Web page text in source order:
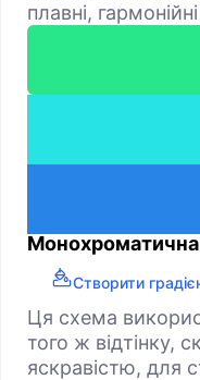
плавні,
Монохроматична
Створити
Ця схема
того ж відтінку,
яскравістю, для